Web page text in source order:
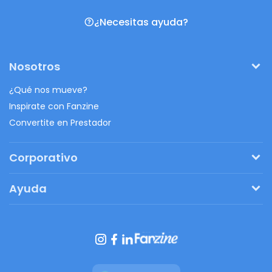
¿Necesitas ayuda?
Nosotros
¿Qué nos mueve?
Inspirate con Fanzine
Convertite en Prestador
Corporativo
Regalos originales
Ayuda
Botón de arrepentimiento